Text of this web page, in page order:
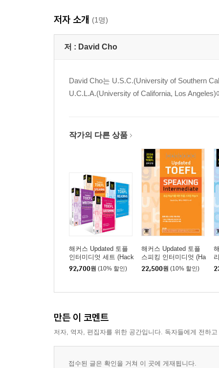
Chapter 01 Sentence Simplification
Chapter 02 Fact & Negative Fact
PART 02 Making Inference
Chapter 06 Inference
PART 03 Recognizing Organization
Chapter 07 Insertion
Chapter 08 Summary
Chapter 09 Category Chart
Actual Test 1
Actual Test 2
저자 소개 (1명)
저 : David Cho
David Cho는 U.S.C.(University of Southern
U.C.L.A.(University of California, Los
작가의 다른 상품
해커스 Updated 토플
인터미디엇 세트 (Hack
ers Updated TOEFL Int
ermediate)
92,700원 (10% 할인)
해커스 Updated 토플
스피킹 인터미디엇 (Ha
ckers Updated TOEFL
SPEAKING Intermedia
22,500원 (10% 할인)
만든 이 코멘트
저자, 역자, 편집자를 위한 공간입니다. 독자들에게 전하
접수된 글은 확인을 거쳐 이 곳에 게재됩니다.